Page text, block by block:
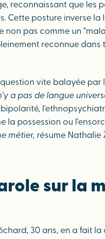
reconnaissant que
posture inverse
pas comme un
reconnue
vite balayée par
a pas de langue
possession ou
métier, résume Nathalie
sur la
30 ans, en a fait